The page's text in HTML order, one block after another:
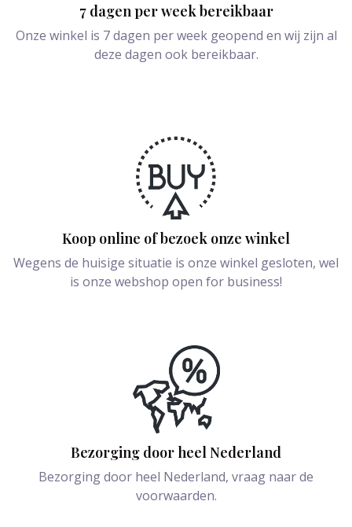
7 dagen per week bereikbaar
Onze winkel is 7 dagen per week geopend en wij zijn al
deze dagen ook bereikbaar.
Koop online of bezoek onze winkel
Wegens de huisige situatie is onze winkel gesloten, wel
is onze webshop open for business!
Bezorging door heel Nederland
Bezorging door heel Nederland, vraag naar de
voorwaarden.